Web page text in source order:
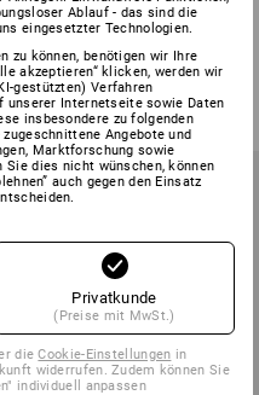
Universaldübel-Sortiment UD K
in STRAUSSbox mini
1 Variante
ab 14,28 €
(m. MwSt.) ab 6 Sets
Ablauf - das sind die
eingesetzter Technologien.
zu können, benötigen wir Ihre
akzeptieren“ klicken, werden wir
gestützten) Verfahren
unserer Internetseite sowie Daten
insbesondere zu folgenden
Angebote und
Marktforschung sowie
Sie dies nicht wünschen, können
auch gegen den Einsatz
Privatkunde
(Preise mit MwSt.)
dieCookie-Einstellungen in
widerrufen. Zudem können Sie
individuell anpassen